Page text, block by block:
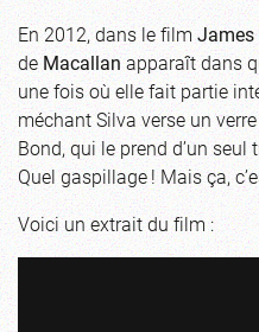
En 2012, dans le filmJames
deMacallanapparaît dans
une fois où elle fait partie
méchant Silva verse un
Bond, qui le prend d’un seul
Quel gaspillage ! Mais ça,
Voici un extrait du film :